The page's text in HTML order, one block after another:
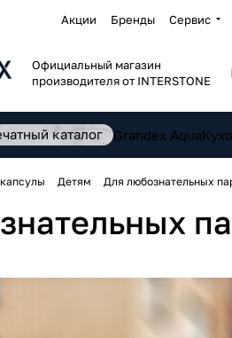
Акции Бренды Сервис
Официальный магазин
производителя от INTERSTONE
каталог Grandex Aqua
Детям Для любознательных